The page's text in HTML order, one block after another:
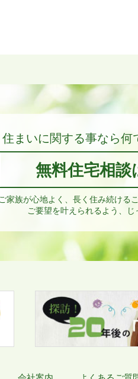
住まいに関する事なら何
無料住宅相談
ご家族が心地よく、長く住み続ける
ご要望を叶えられるよう、じ